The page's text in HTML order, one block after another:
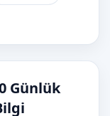
Günlük